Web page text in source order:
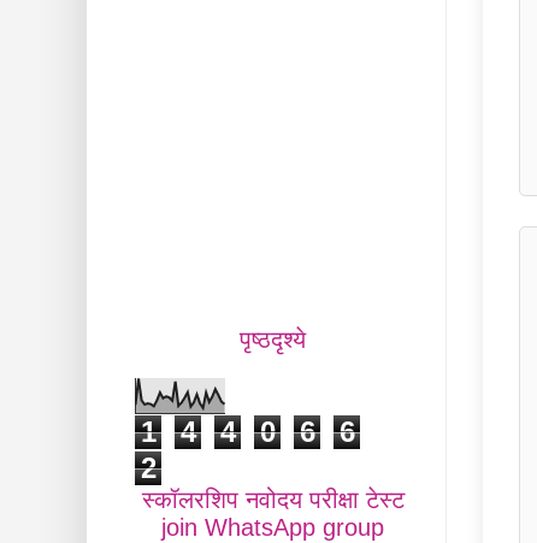
पृष्ठदृश्ये
1 4 4 0 6
6
2
स्कॉलरशिप नवोदय परीक्षा टेस्ट
join WhatsApp group